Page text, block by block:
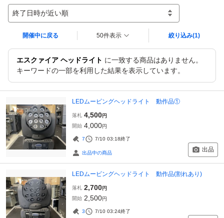
終了日時が近い順
開催中に戻る 50件表示 絞り込み(1)
エスクァイア ヘッドライト に一致する商品はありません。
キーワードの一部を利用した結果を表示しています。
LEDムービングヘッドライト 動作品①
落札 4,500円
開始 4,000円
7 7/10 03:18終了
出品中の商品 出品
LEDムービングヘッドライト 動作品(割れあり)
落札 2,700円
開始 2,500円
3 7/10 03:24終了